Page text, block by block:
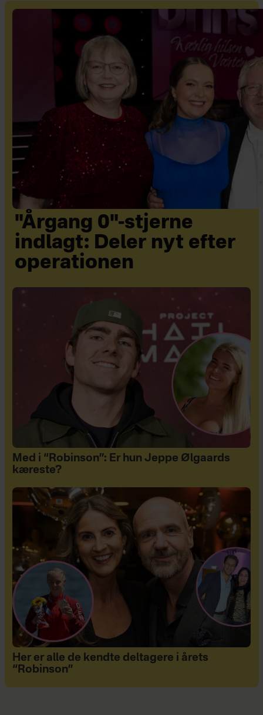
"Årgang 0"-stjerne
indlagt: Deler nyt efter
operationen
Med i “Robinson”: Er hun Jeppe Ølgaards
kæreste?
Her er alle de kendte deltagere i årets
“Robinson”